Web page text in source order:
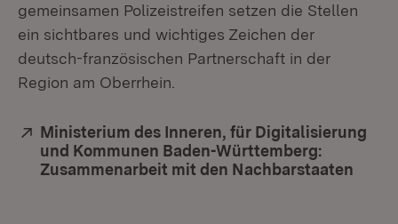
gemeinsamen Polizeistreifen setzen die Stellen
ein sichtbares und wichtiges Zeichen der
deutsch-französischen Partnerschaft in der
Region am Oberrhein.
Extern:
Ministerium des Inneren, für Digitalisierung
und Kommunen Baden-Württemberg:
Zusammenarbeit mit den Nachbarstaaten